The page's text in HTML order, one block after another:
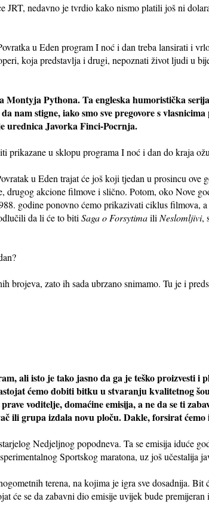
JRT, nedavno je tvrdio kako nismo platili još ni
u Eden program I noć i dan treba lansirati i
koja predstavlja i drugi, nepoznati život ljudi u
Montyja Pythona. Ta engleska humoristička
nam stigne, iako smo sve pregovore s
urednica Javorka Finci-Pocrnja.
prikazane u sklopu programa I noć i dan do kraja
u Eden trajat će još koji tjedan u prosincu ove
drugog akcione filmove i slično. Potom, oko Nove
godine ponovno ćemo prikazivati ciklus filmova,
da li će to biti Saga o Forsytimaili Neslomljivi,
brojeva, zato ih sada ubrzano snimamo. Tu je i
ali isto je tako jasno da ga je teško proizvesti i
ćemo dobiti bitku u stvaranju kvalitetnog
voditelje, domaćine emisija, a ne da se ti
ili grupa izdala novu ploču. Dakle, forsirat
Nedjeljnog popodneva. Ta se emisija iduće
Sportskog maratona, uz još učestalija
terena, na kojima je igra sve dosadnija.
će se da zabavni dio emisije uvijek bude